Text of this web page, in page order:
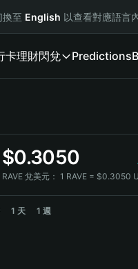
換至 English 以查看對應語言
卡理財閃兌 Predictions
$0.3050
RAVE 兌美元： 1 RAVE = $0.3050
1 天 1 週